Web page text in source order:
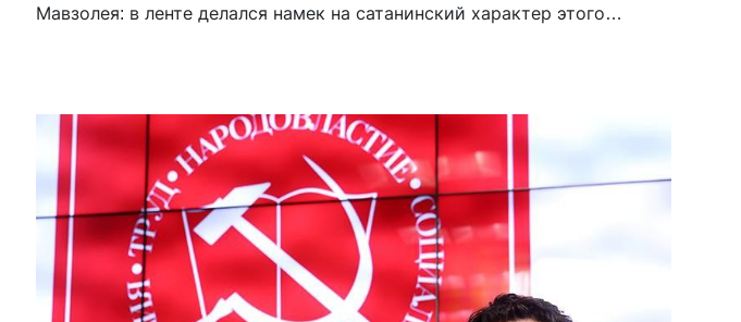
Мавзолея: в ленте делался намек на сатанинский характер этого